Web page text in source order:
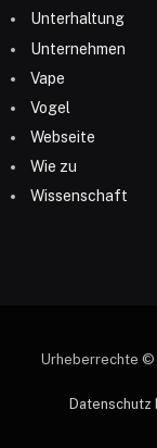
Unterhaltung
Unternehmen
Vape
Vogel
Webseite
Wie zu
Wissenschaft
Urheberrechte ©
Datenschutz